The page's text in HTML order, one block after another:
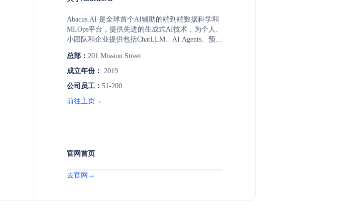
Abacus.AI 是全球首个AI辅助的端到端数据科学和
MLOps平台，提供先进的生成式AI技术，为个人、
小团队和企业提供包括ChatLLM、AI Agents、预测
案，助力企业构建企业级应用AI系统和代理，驱动
ROI增长。
总部： 201 Mission Street
成立年份： 2019
公司员工： 51-200
前往主页→
官网首页
去官网→